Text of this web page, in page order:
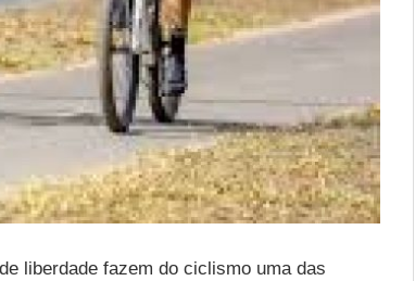
liberdade fazem do ciclismo uma das